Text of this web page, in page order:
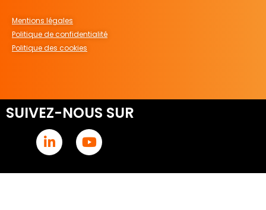
Mentions légales
Politique de confidentialité
Politique des cookies
SUIVEZ-NOUS SUR